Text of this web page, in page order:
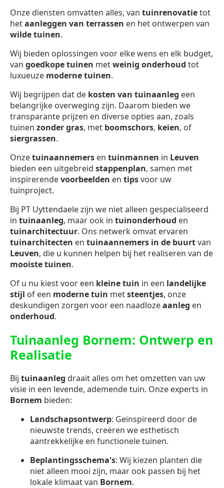
Onze diensten omvatten alles, van tuinrenovatietot
hetaanleggen van terrassen en het ontwerpen van
wilde tuinen.
Wij bieden oplossingen voor elke wens en elk budget,
van goedkope tuinen metweinig onderhoud tot
luxueuze moderne tuinen.
Wij begrijpen dat de kosten van tuinaanleg een
belangrijke overweging zijn. Daarom bieden we
transparante prijzen en diverse opties aan, zoals
tuinen zonder gras, met boomschors, keien, of
siergrassen.
Onzetuinaannemers en tuinmannen in Leuven
bieden een uitgebreid stappenplan, samen met
inspirerendevoorbeelden en tipsvoor uw
tuinproject.
Bij PT Uyttendaele zijn we niet alleen gespecialiseerd
in tuinaanleg, maar ook in tuinonderhoud en
tuinarchitectuur. Ons netwerk omvat ervaren
tuinarchitecten en tuinaannemers in de buurtvan
Leuven, die u kunnen helpen bij het realiseren van de
mooiste tuinen.
Of u nu kiest voor een kleine tuin in een landelijke
stijl of een moderne tuin metsteentjes, onze
deskundigen zorgen voor een naadlozeaanleg en
onderhoud.
Tuinaanleg Bornem: Ontwerp en
Realisatie
Bij tuinaanleg draait alles om het omzetten van uw
visie in een levende, ademende tuin. Onze experts in
Bornem bieden:
Landschapsontwerp: Geïnspireerd door de
nieuwste trends, creëren we esthetisch
aantrekkelijke en functionele tuinen.
Beplantingsschema's: Wij kiezen planten die
niet alleen mooi zijn, maar ook passen bij het
lokale klimaat van Bornem.